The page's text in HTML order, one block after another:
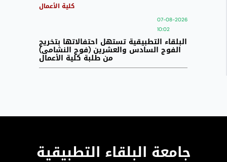
كلية الأعمال
07-08-2026
10:02
البلقاء التطبيقية تستهل احتفالاتها بتخريج
الفوج السادس والعشرين (فوج النشامى)
من طلبة كلية الأعمال
جامعة البلقاء التطبيقية